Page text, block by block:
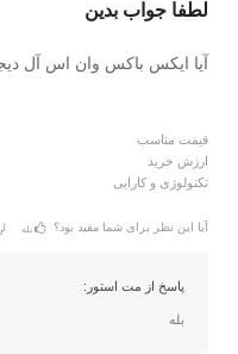
لطفا جواب بدین
آیا ایکس باکس وان اس آل
قیمت مناسب
ارزش خرید
تکنولوژی و کارایی
آیا این نظر برای شما مفید بود؟ بله
پاسخ از مت استور:
بله